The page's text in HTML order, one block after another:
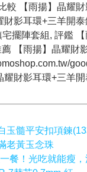
較 【雨揚】晶耀
影耳環+三羊開
擺陣套組, 評鑑
【雨揚】晶耀財
財影耳環+三羊
玉髓平安扣項鍊
老黃玉念珠
餐！光吃就能瘦